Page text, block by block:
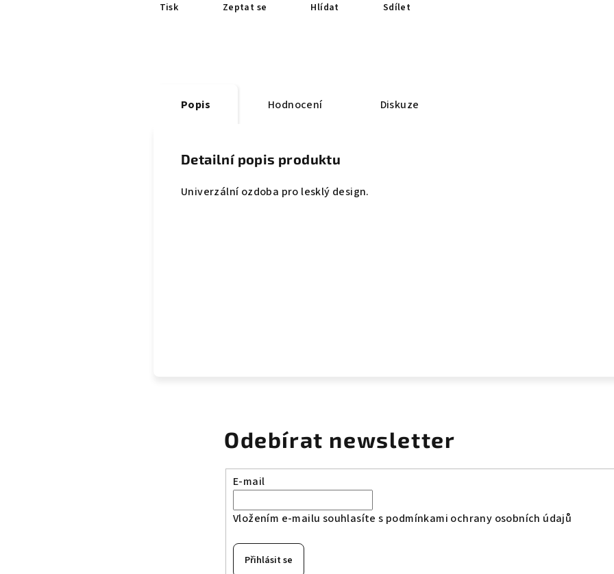
Tisk Zeptat se Hlídat Sdílet
Popis Hodnocení Diskuze
Detailní popis produktu
Univerzální ozdoba pro lesklý design.
Odebírat newsletter
E-mail
Vložením e-mailu souhlasíte s podmínkami ochrany osobních údajů
Přihlásit se